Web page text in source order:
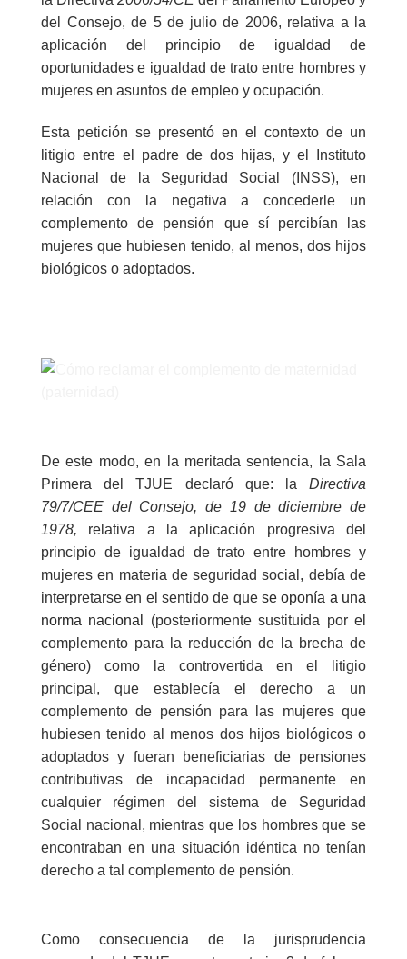
del Consejo, de 5 de julio de 2006, relativa a la
aplicación del principio de igualdad de
oportunidades e igualdad de trato entre hombres y
mujeres en asuntos de empleo y ocupación.
Esta petición se presentó en el contexto de un
litigio entre el padre de dos hijas, y el Instituto
Nacional de la Seguridad Social (INSS), en
relación con la negativa a concederle un
complemento de pensión que sí percibían las
mujeres que hubiesen tenido, al menos, dos hijos
biológicos o adoptados.
De este modo, en la meritada sentencia, la Sala
Primera del TJUE declaró que: la Directiva
79/7/CEE del Consejo, de 19 de diciembre de
1978, relativa a la aplicación progresiva del
principio de igualdad de trato entre hombres y
mujeres en materia de seguridad social, debía de
interpretarse en el sentido de que se oponía a una
norma nacional
(posteriormente sustituida por el
complemento para la reducción de la brecha de
género) como la controvertida en el litigio
principal, que establecía el derecho a un
complemento de pensión para las mujeres que
hubiesen tenido al menos dos hijos biológicos o
adoptados y fueran beneficiarias de pensiones
contributivas de incapacidad permanente en
cualquier régimen del sistema de Seguridad
Social nacional, mientras que los hombres que se
encontraban en una situación idéntica no tenían
derecho a tal complemento de pensión.
Como consecuencia de la jurisprudencia